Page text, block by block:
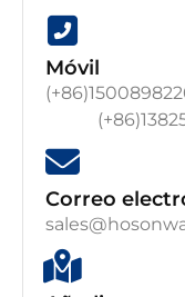
Móvil
Correo